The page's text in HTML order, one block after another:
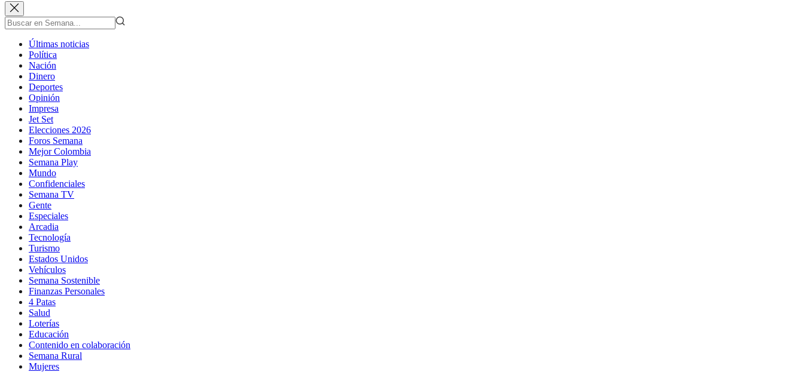
Últimas noticias
Política
Nación
Dinero
Deportes
Opinión
Impresa
Jet Set
Elecciones 2026
Foros Semana
Mejor Colombia
Semana Play
Mundo
Confidenciales
Semana TV
Gente
Especiales
Arcadia
Tecnología
Turismo
Estados Unidos
Vehículos
Semana Sostenible
Finanzas Personales
4 Patas
Salud
Loterías
Educación
Contenido en colaboración
Semana Rural
Mujeres